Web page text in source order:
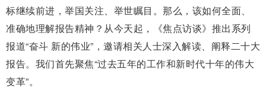
标继续前进，举国关注、举世瞩目。那么，该如何全面、
准确地理解报告精神？从今天起，《焦点访谈》推出系列
报道“奋斗 新的伟业”，邀请相关人士深入解读、阐释二十大
报告。我们首先聚焦“过去五年的工作和新时代十年的伟大
变革”。